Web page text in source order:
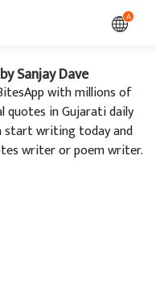
A
Sanjay Dave
with millions of
in Gujarati daily
start writing today and
writer or poem writer.